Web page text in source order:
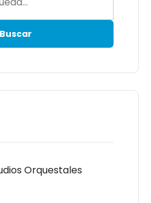
Orquestales